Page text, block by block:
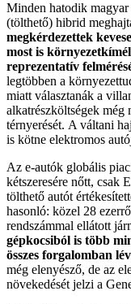
Minden hatodik
(tölthető) hibrid
megkérdezettek
most is
reprezentatív
legtöbben a
miatt választanák a
alkatrészköltségek még
térnyerését. A váltani
is kötne elektromos
Az e-autók globális
kétszeresére nőtt, csak
tölthető autót
hasonló: közel 28
rendszámmal ellátott
gépkocsiból is több
összes forgalomban
még elenyésző, de az
növekedését jelzi a